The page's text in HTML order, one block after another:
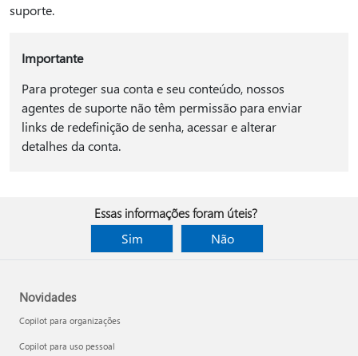
suporte.
Importante
Para proteger sua conta e seu conteúdo, nossos
agentes de suporte não têm permissão para enviar
links de redefinição de senha, acessar e alterar
detalhes da conta.
Essas informações foram úteis?
Sim
Não
Novidades
Copilot para organizações
Copilot para uso pessoal